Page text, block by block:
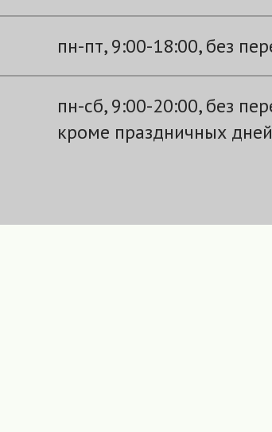
пн-пт, 9:00-18:00, без
пн-сб, 9:00-20:00, без
кроме праздничных дней